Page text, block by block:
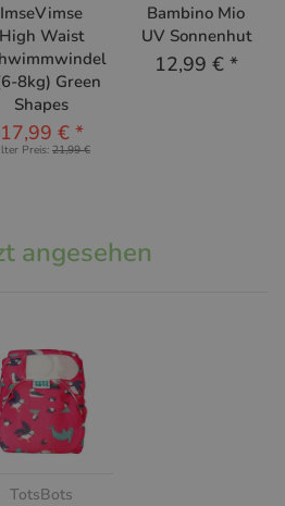
ImseVimse
High Waist
8kg) Green
Shapes
17,99 € *
Preis: 21,99 €
Bambino Mio
UV Sonnenhut
12,99 € *
angesehen
TotsBots